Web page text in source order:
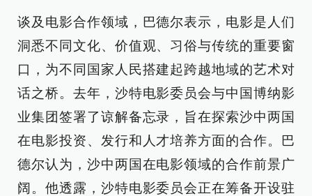
谈及电影合作领域，巴德尔表示，电影是人们
洞悉不同文化、价值观、习俗与传统的重要窗
口，为不同国家人民搭建起跨越地域的艺术对
话之桥。去年，沙特电影委员会与中国博纳影
业集团签署了谅解备忘录，旨在探索沙中两国
在电影投资、发行和人才培养方面的合作。巴
德尔认为，沙中两国在电影领域的合作前景广
阔。他透露，沙特电影委员会正在筹备开设驻